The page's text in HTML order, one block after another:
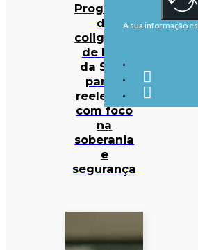
Programa
da
coligação
de Lula
da Silva
para a
reeleição
com foco
na
soberania
e
segurança
A sua informação